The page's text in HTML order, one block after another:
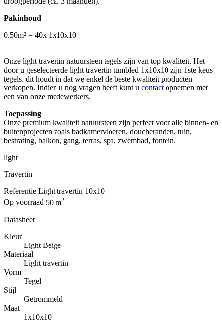
Pakinhoud
0.50m² = 40x 1x10x10
Onze light travertin natuursteen tegels zijn van top kwaliteit. Het
door u geselecteerde light travertin tumbled 1x10x10 zijn 1ste keus
tegels, dit houdt in dat we enkel de beste kwaliteit producten
verkopen. Indien u nog vragen heeft kunt u contactopnemen met
een van onze medewerkers.
Toepassing
Onze premium kwaliteit natuursteen zijn perfect voor alle binnen- en
buitenprojecten zoals badkamervloeren, doucheranden, tuin,
bestrating, balkon, gang, terras, spa, zwembad, fontein.
light
Travertin
Referentie Light travertin 10x10
Op voorraad 50 m2
Datasheet
Kleur
Light Beige
Materiaal
Light travertin
Vorm
Tegel
Stijl
Getrommeld
Maat
1x10x10